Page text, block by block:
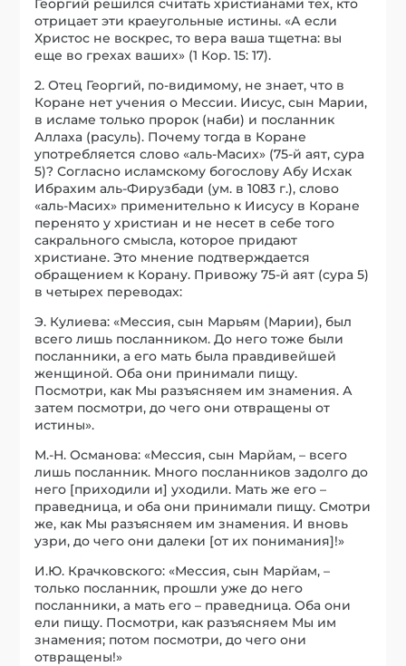
Георгий решился считать христианами тех, кто
отрицает эти краеугольные истины. «А если
Христос не воскрес, то вера ваша тщетна: вы
еще во грехах ваших» (1 Кор. 15: 17).
2. Отец Георгий, по-видимому, не знает, что в
Коране нет учения о Мессии. Иисус, сын Марии,
в исламе только пророк (наби) и посланник
Аллаха (расуль). Почему тогда в Коране
употребляется слово «аль-Масих» (75-й аят, сура
5)? Согласно исламскому богослову Абу Исхак
Ибрахим аль-Фирузбади (ум. в 1083 г.), слово
«аль-Масих» применительно к Иисусу в Коране
перенято у христиан и не несет в себе того
сакрального смысла, которое придают
христиане. Это мнение подтверждается
обращением к Корану. Привожу 75-й аят (сура 5)
в четырех переводах:
Э. Кулиева: «Мессия, сын Марьям (Марии), был
всего лишь посланником. До него тоже были
посланники, а его мать была правдивейшей
женщиной. Оба они принимали пищу.
Посмотри, как Мы разъясняем им знамения. А
затем посмотри, до чего они отвращены от
истины».
М.-Н. Османова: «Мессия, сын Марйам, – всего
лишь посланник. Много посланников задолго до
него [приходили и] уходили. Мать же его –
праведница, и оба они принимали пищу. Смотри
же, как Мы разъясняем им знамения. И вновь
узри, до чего они далеки [от их понимания]!»
И.Ю. Крачковского: «Мессия, сын Марйам, –
только посланник, прошли уже до него
посланники, а мать его – праведница. Оба они
ели пищу. Посмотри, как разъясняем Мы им
знамения; потом посмотри, до чего они
отвращены!»